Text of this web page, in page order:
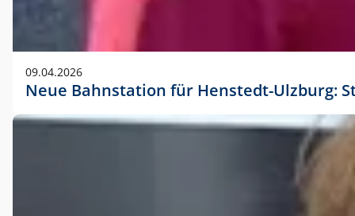
09.04.2026
Neue Bahnstation für Henstedt-Ulzburg: